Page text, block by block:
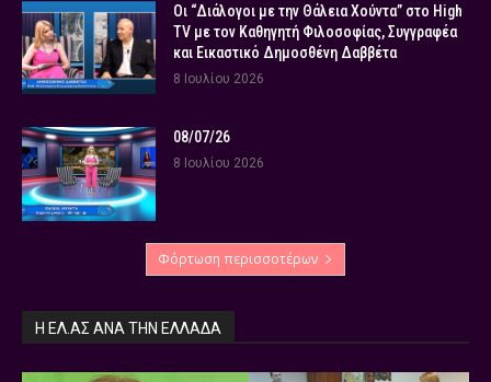
Οι “Διάλογοι με την Θάλεια Χούντα” στο High
TV με τον Καθηγητή Φιλοσοφίας, Συγγραφέα
και Εικαστικό Δημοσθένη Δαββέτα
8 Ιουλίου 2026
08/07/26
8 Ιουλίου 2026
Φόρτωση περισσοτέρων
Η ΕΛ.ΑΣ ΑΝΆ ΤΗΝ ΕΛΛΆΔΑ